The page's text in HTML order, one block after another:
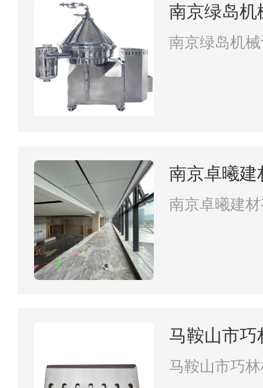
南京绿岛机
南京绿岛机
南京卓曦建
南京卓曦建
马鞍山市
司
马鞍山市巧